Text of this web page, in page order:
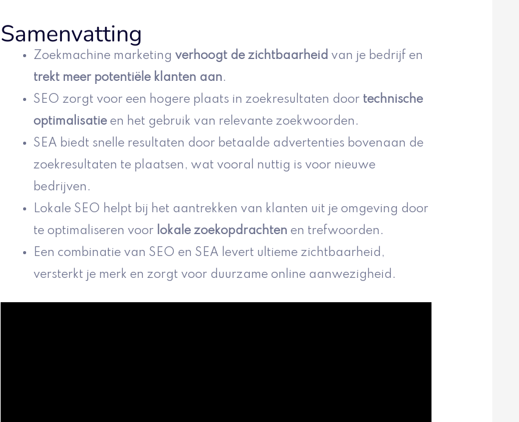
Samenvatting
Zoekmachine marketing verhoogt de zichtbaarheid van je bedrijf en
trekt meer potentiële klanten aan.
SEO zorgt voor een hogere plaats in zoekresultaten door technische
optimalisatie en het gebruik van relevante zoekwoorden.
SEA biedt snelle resultaten door betaalde advertenties bovenaan de
zoekresultaten te plaatsen, wat vooral nuttig is voor nieuwe
bedrijven.
Lokale SEO helpt bij het aantrekken van klanten uit je omgeving door
te optimaliseren voor lokale zoekopdrachten en trefwoorden.
Een combinatie van SEO en SEA levert ultieme zichtbaarheid,
versterkt je merk en zorgt voor duurzame online aanwezigheid.